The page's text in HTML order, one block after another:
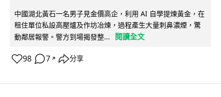
中國湖北黃石一名男子見金價高企，利用 AI 自學提煉黃金，在
租住單位私設高壓爐及作坊冶煉，過程產生大量刺鼻濃煙，驚
動鄰居報警。警方到場揭發整...
閱讀全文
98 7 ↗ 分享